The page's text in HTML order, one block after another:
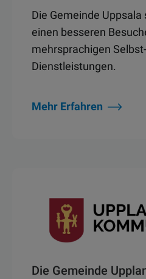
Die Gemeinde
einen besseren
mehrsprachigen
Dienstleistungen.
Mehr Erfahren
Die Gemeinde